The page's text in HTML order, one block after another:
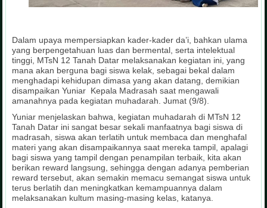
Dalam upaya mempersiapkan kader-kader da’i, bahkan ulama
yang berpengetahuan luas dan bermental, serta intelektual
tinggi, MTsN 12 Tanah Datar melaksanakan kegiatan ini, yang
mana akan berguna bagi siswa kelak, sebagai bekal dalam
menghadapi kehidupan dimasa yang akan datang, demikian
disampaikan Yuniar Kepala Madrasah saat mengawali
amanahnya pada kegiatan muhadarah. Jumat (9/8).
Yuniar menjelaskan bahwa, kegiatan muhadarah di MTsN 12
Tanah Datar ini sangat besar sekali manfaatnya bagi siswa di
madrasah, siswa akan terlatih untuk membaca dan menghafal
materi yang akan disampaikannya saat mereka tampil, apalagi
bagi siswa yang tampil dengan penampilan terbaik, kita akan
berikan reward langsung, sehingga dengan adanya pemberian
reward tersebut, akan semakin memacu semangat siswa untuk
terus berlatih dan meningkatkan kemampuannya dalam
melaksanakan kultum masing-masing kelas, katanya.